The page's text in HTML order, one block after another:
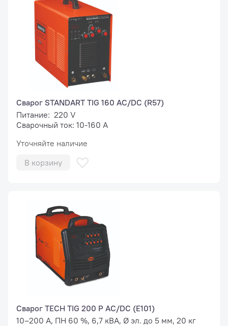
Сварог STANDART TIG 160 AC/DC (R57)
Питание: 220 V
Сварочный ток: 10-160 А
Уточняйте наличие
В корзину
Сварог TECH TIG 200 P AC/DC (E101)
10–200 А, ПН 60 %, 6,7 кВА, Ø эл. до 5 мм, 20 кг